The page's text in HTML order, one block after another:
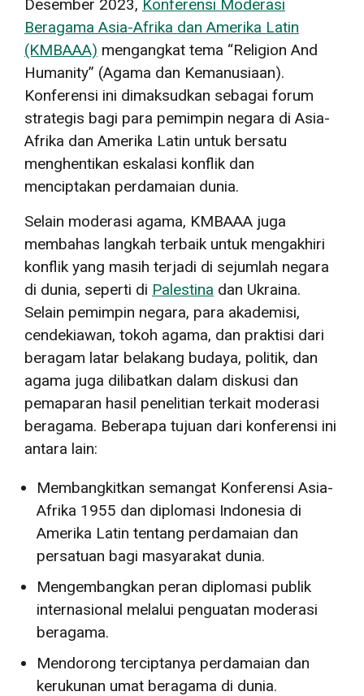
Desember 2023, Konferensi Moderasi
Beragama Asia-Afrika dan Amerika Latin
(KMBAAA) mengangkat tema “Religion And
Humanity” (Agama dan Kemanusiaan).
Konferensi ini dimaksudkan sebagai forum
strategis bagi para pemimpin negara di Asia-
Afrika dan Amerika Latin untuk bersatu
menghentikan eskalasi konflik dan
menciptakan perdamaian dunia.
Selain moderasi agama, KMBAAA juga
membahas langkah terbaik untuk mengakhiri
konflik yang masih terjadi di sejumlah negara
di dunia, seperti di Palestina dan Ukraina.
Selain pemimpin negara, para akademisi,
cendekiawan, tokoh agama, dan praktisi dari
beragam latar belakang budaya, politik, dan
agama juga dilibatkan dalam diskusi dan
pemaparan hasil penelitian terkait moderasi
beragama. Beberapa tujuan dari konferensi ini
antara lain:
Membangkitkan semangat Konferensi Asia-
Afrika 1955 dan diplomasi Indonesia di
Amerika Latin tentang perdamaian dan
persatuan bagi masyarakat dunia.
Mengembangkan peran diplomasi publik
internasional melalui penguatan moderasi
beragama.
Mendorong terciptanya perdamaian dan
kerukunan umat beragama di dunia.